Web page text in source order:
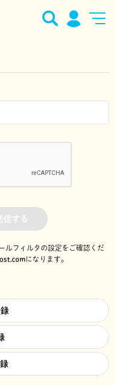
信する
ルフィルタの設定をご確認くだ
になります。